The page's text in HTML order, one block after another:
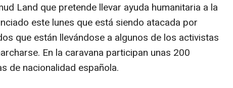
Land que pretende llevar ayuda humanitaria a la
este lunes que está siendo atacada por
que están llevándose a algunos de los activistas
En la caravana participan unas 200
de nacionalidad española.